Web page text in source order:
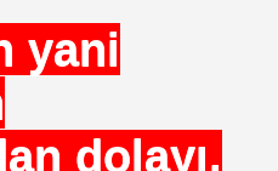
yani
dolayı,
ÇARE